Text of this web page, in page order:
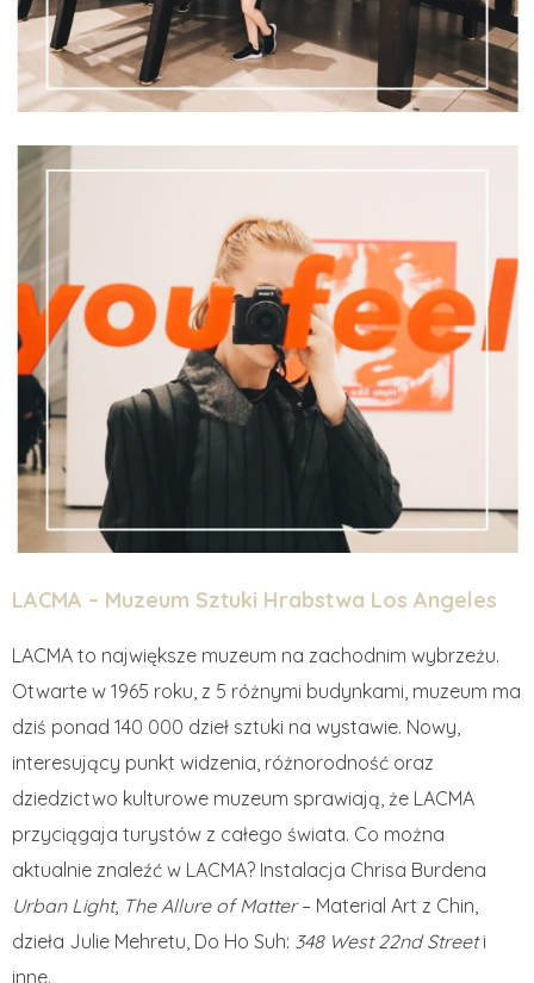
LACMA – Muzeum Sztuki Hrabstwa Los Angeles
LACMA to największe muzeum na zachodnim wybrzeżu.
Otwarte w 1965 roku, z 5 różnymi budynkami, muzeum ma
dziś ponad 140 000 dzieł sztuki na wystawie. Nowy,
interesujący punkt widzenia, różnorodność oraz
dziedzictwo kulturowe muzeum sprawiają, że LACMA
przyciągaja turystów z całego świata. Co można
aktualnie znaleźć w LACMA? Instalacja Chrisa Burdena
Urban Light, The Allure of Matter– Material Art z Chin,
dzieła Julie Mehretu, Do Ho Suh: 348 West 22nd Streeti
inne.